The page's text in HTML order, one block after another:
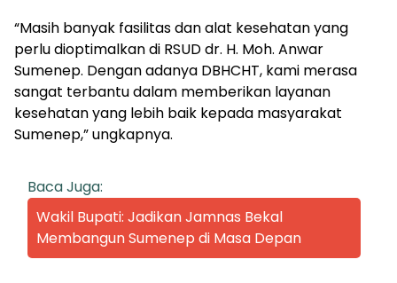
“Masih banyak fasilitas dan alat kesehatan yang
perlu dioptimalkan di RSUD dr. H. Moh. Anwar
Sumenep. Dengan adanya DBHCHT, kami merasa
sangat terbantu dalam memberikan layanan
kesehatan yang lebih baik kepada masyarakat
Sumenep,” ungkapnya.
Baca Juga:
Wakil Bupati: Jadikan Jamnas Bekal
Membangun Sumenep di Masa Depan